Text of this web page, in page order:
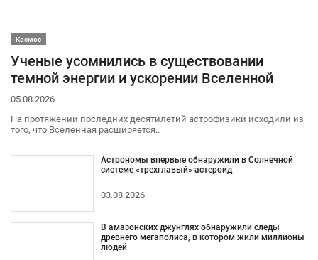
Космос
Ученые усомнились в существовании
темной энергии и ускорении Вселенной
05.08.2026
На протяжении последних десятилетий астрофизики исходили из
того, что Вселенная расширяется..
Астрономы впервые обнаружили в Солнечной
системе «трехглавый» астероид
03.08.2026
В амазонских джунглях обнаружили следы
древнего мегаполиса, в котором жили миллионы
людей